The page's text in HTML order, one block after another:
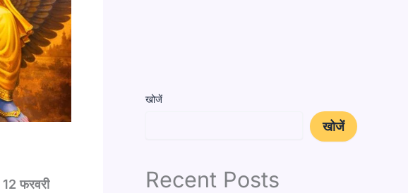
12 फरवरी
खोजें
खोजें
Recent Posts